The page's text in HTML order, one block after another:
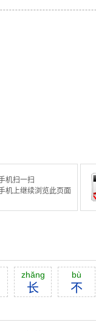
机扫一扫
机上继续浏览此页面
zhăng
长
bù
不